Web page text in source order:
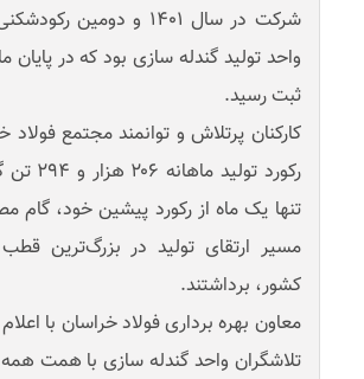
شرکت در سال ۱۴۰۱ و دومین
واحد تولید گندله سازی بود که در پایان
ثبت رسید.
کارکنان پرتلاش و توانمند مجتمع فولاد
رکورد
تنها یک ماه از رکورد پیشین خود، گام
مسیر ارتقای تولید در بزرگ‌ترین
کشور، برداشتند.
معاون بهره برداری فولاد خراسان با
تلاشگران واحد گندله سازی با همت همه